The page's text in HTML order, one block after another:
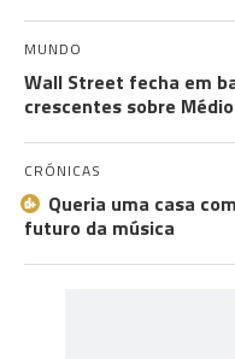
MUNDO
Wall Street fecha em
crescentes sobre
CRÓNICAS
Queria uma casa
futuro da música